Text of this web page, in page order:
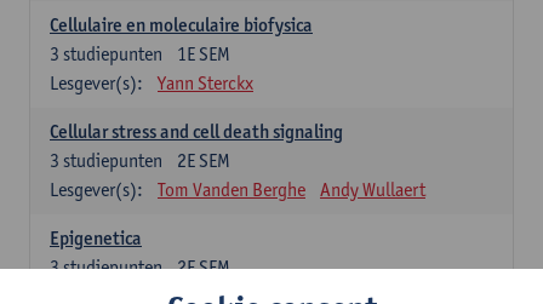
Cellulaire en moleculaire biofysica
1E SEM
3 studiepunten
Lesgever(s):
Yann Sterckx
Cellular stress and cell death signaling
2E SEM
3 studiepunten
Lesgever(s):
Tom Vanden Berghe Andy Wullaert
Epigenetica
2E SEM
3studiepunten
Wim Vanden Berghe